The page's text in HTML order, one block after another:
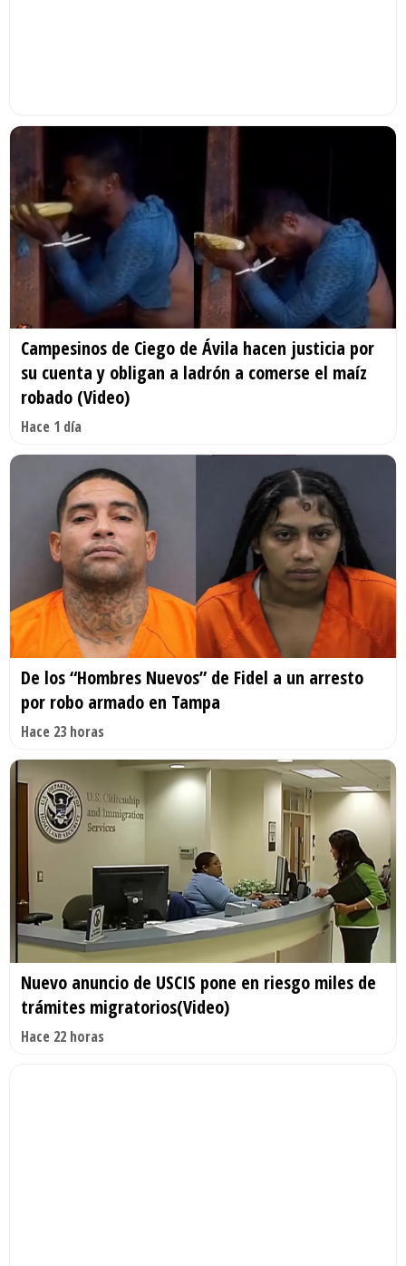
Campesinos de Ciego de Ávila hacen justicia por
su cuenta y obligan a ladrón a comerse el maíz
robado (Video)
Hace 1 día
De los “Hombres Nuevos” de Fidel a un arresto
por robo armado en Tampa
Hace 23 horas
Nuevo anuncio de USCIS pone en riesgo miles de
trámites migratorios(Video)
Hace 22 horas